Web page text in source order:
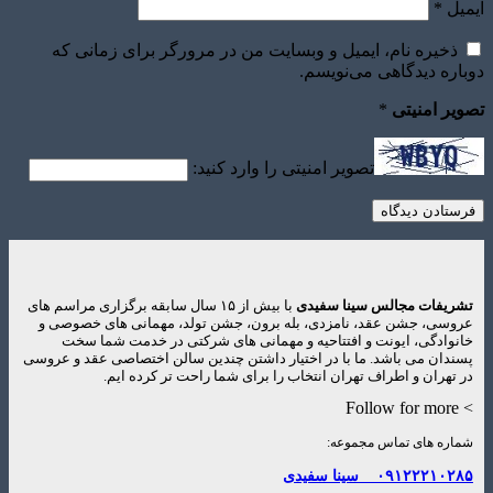
*
ذخیره نام، ایمیل و وبسایت من در مرورگر برای زمانی که
دیدگاهی می‌نویسم.
امنیتی*
تصویر امنیتی را وارد کنید:
مجالس سینا سفیدی
با بیش از ۱۵ سال سابقه برگزاری مراسم های
جشن عقد، نامزدی، بله برون، جشن تولد، مهمانی های خصوصی و
ایونت و افتتاحیه و مهمانی های شرکتی در خدمت شما سخت
می باشد. ما با در اختیار داشتن چندین سالن اختصاصی عقد و عروسی
تهران و اطراف تهران انتخاب را برای شما راحت تر کرده ایم.
های تماس مجموعه:
سینا سفیدی